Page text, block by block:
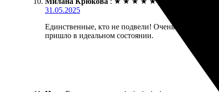
31.05.2025
Единственные, кто не подвели! Очень
пришло в идеальном состоянии.